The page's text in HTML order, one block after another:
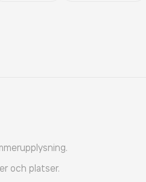
och platser.